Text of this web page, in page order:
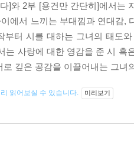
]와 2부 [용건만 간단히]에서는
에서 느끼는 부대낌과 연대감,
부터 시를 대하는 그녀의 태도
는 사랑에 대한 영감을 준 시 혹
로 깊은 공감을 이끌어내는 그녀
읽어보실 수 있습니다. 미리보기